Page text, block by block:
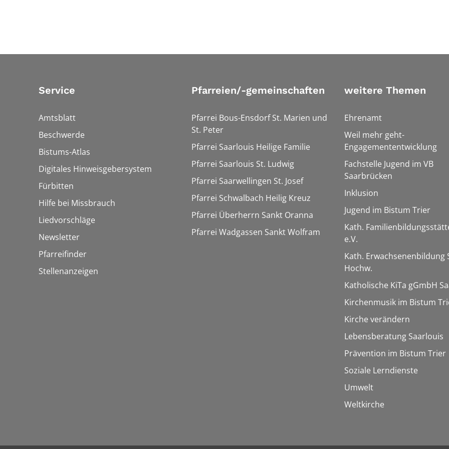
Service
Amtsblatt
Beschwerde
Bistums-Atlas
Digitales Hinweisgebersystem
Fürbitten
Hilfe bei Missbrauch
Liedvorschläge
Newsletter
Pfarreifinder
Stellenanzeigen
Pfarreien/-gemeinschaften
Pfarrei Bous-Ensdorf St. Marien und
St. Peter
Pfarrei Saarlouis Heilige Familie
Pfarrei Saarlouis St. Ludwig
Pfarrei Saarwellingen St. Josef
Pfarrei Schwalbach Heilig Kreuz
Pfarrei Überherrn Sankt Oranna
Pfarrei Wadgassen Sankt Wolfram
weitere Themen
Ehrenamt
Weil mehr geht-
Engagemententwicklung
Fachstelle Jugend im VB
Saarbrücken
Inklusion
Jugend im Bistum Trier
Kath.
e.V.
Kath. Erwachsenenbildung
Hochw.
Katholische KiTa gGmbH
Kirchenmusik im Bistum
Kirche verändern
Lebensberatung Saarlouis
Prävention im Bistum Trier
Soziale Lerndienste
Umwelt
Weltkirche